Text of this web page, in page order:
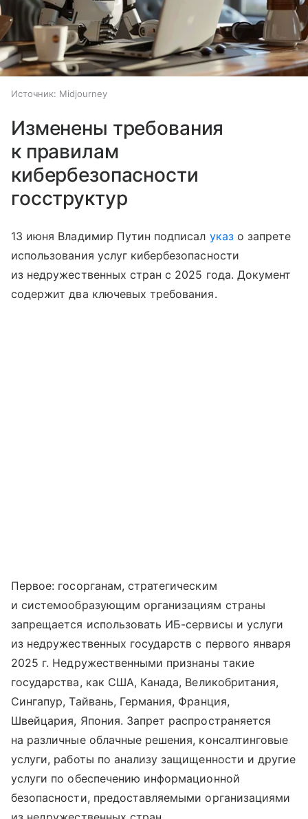
Источник: Midjourney
Изменены требования
к правилам
кибербезопасности
госструктур
13 июня Владимир Путин подписал указо запрете
использования услуг кибербезопасности
из недружественных стран с 2025 года. Документ
содержит два ключевых требования.
Первое: госорганам, стратегическим
и системообразующим организациям страны
запрещается использовать ИБ-сервисы и услуги
из недружественных государств с первого января
2025 г. Недружественными признаны такие
государства, как США, Канада, Великобритания,
Сингапур, Тайвань, Германия, Франция,
Швейцария, Япония. Запрет распространяется
на различные облачные решения, консалтинговые
услуги, работы по анализу защищенности и другие
услуги по обеспечению информационной
безопасности, предоставляемыми организациями